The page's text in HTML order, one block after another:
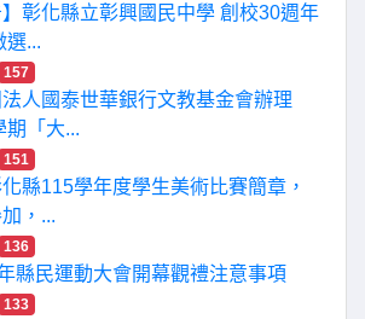
】彰化縣立彰興國民中學 創校30週年
選...
157
人國泰世華銀行文教基金會辦理
期「大...
151
化縣115學年度學生美術比賽簡章，
，...
136
縣民運動大會開幕觀禮注意事項
133